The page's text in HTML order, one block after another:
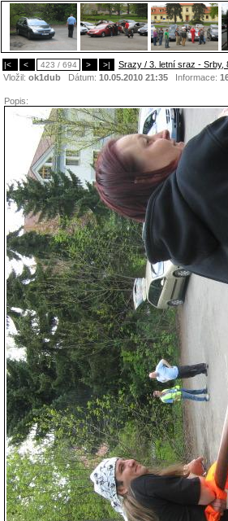
|< < 423 / 694 > >|
Srazy / 3. letní sraz - Srby,
Vložil: ok1dub Dátum: 10.05.2010 21:35 Informace:
Popis: